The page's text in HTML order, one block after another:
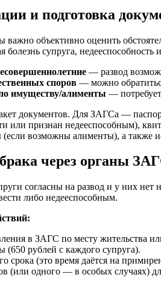
и подготовка
объективно оценить
болезнь супруга,
— развод
споров — можно
имуществу/алименты —
документов. Для ЗАГСа —
или признан недееспособным),
возможны алименты), а также
через органы
согласны на развод и у них
либо недееспособным.
в ЗАГС по месту жительства
рублей с каждого супруга).
срока (это время даётся на
(или одного — в особых случаях)